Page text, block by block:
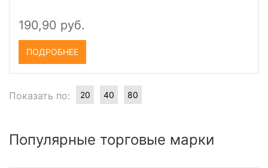
190,90 руб.
ПОДРОБНЕЕ
Показать по: 20 40 80
Популярные торговые марки